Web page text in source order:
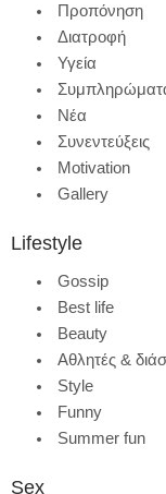
Προπόνηση
Διατροφή
Υγεία
Νέα
Συνεντεύξεις
Motivation
Gallery
Lifestyle
Gossip
Best life
Beauty
Αθλητές &
Style
Funny
Summer fun
Sex